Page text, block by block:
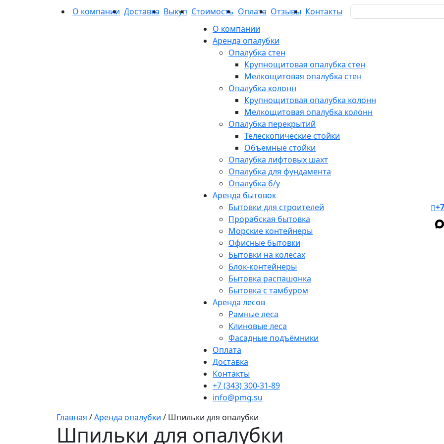
О компании Доставка Выкуп Стоимость Оплата Отзывы Контакты Search
for:
О компании
Аренда опалубки
Опалубка стен
Крупнощитовая опалубка стен
Мелкощитовая опалубка стен
Опалубка колонн
Крупнощитовая опалубка колонн
Мелкощитовая опалубка колонн
Опалубка перекрытий
Телескопические стойки
Объемные стойки
Опалубка лифтовых шахт
Опалубка для фундамента
Опалубка б/у
Аренда бытовок
Бытовки для строителей
Прорабская бытовка
Морские контейнеры
Офисные бытовки
Бытовки на колесах
Блок-контейнеры
Бытовка распашонка
Бытовка с тамбуром
Аренда лесов
Рамные леса
Клиновые леса
Фасадные подъёмники
Оплата
Доставка
Контакты
+7 (343) 300-31-89
info@pmg.su
Главная /Аренда опалубки / Шпильки для опалубки
Шпильки для опалубки